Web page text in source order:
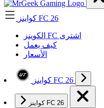
كواينز FC 26
الکوینز FC اشتری
كيف يعمل
الأسعار
كواينز FC 26
كواينز FC 26